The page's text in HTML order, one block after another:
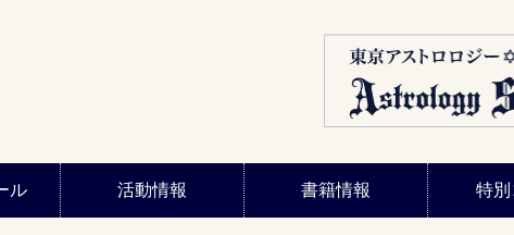
ル 活動情報 書籍情報 特別